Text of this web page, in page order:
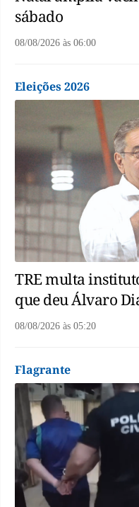
sábado
08/08/2026 às 06:00
Eleições 2026
TRE multa
que deu Álvaro
08/08/2026 às 05:20
Flagrante